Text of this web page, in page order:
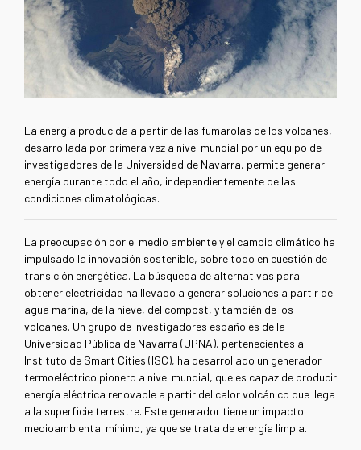
La energía producida a partir de las fumarolas de los volcanes,
desarrollada por primera vez a nivel mundial por un equipo de
investigadores de la Universidad de Navarra, permite generar
energía durante todo el año, independientemente de las
condiciones climatológicas.
La preocupación por el medio ambiente y el cambio climático ha
impulsado la innovación sostenible, sobre todo en cuestión de
transición energética. La búsqueda de alternativas para
obtener electricidad ha llevado a generar soluciones a partir del
agua marina, de la nieve, del compost, y también de los
volcanes. Un grupo de investigadores españoles de la
Universidad Pública de Navarra (UPNA), pertenecientes al
Instituto de Smart Cities (ISC), ha desarrollado un generador
termoeléctrico pionero a nivel mundial, que es capaz de producir
energía eléctrica renovable a partir del calor volcánico que llega
a la superficie terrestre. Este generador tiene un impacto
medioambiental mínimo, ya que se trata de energía limpia.